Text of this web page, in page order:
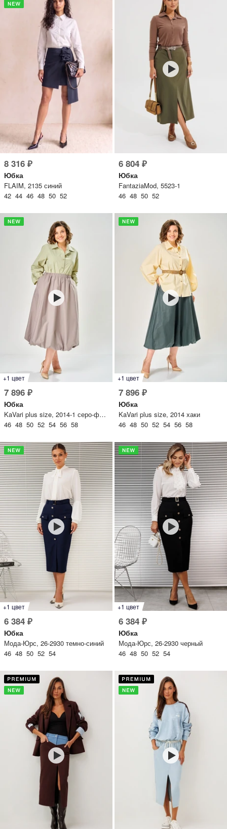
8 316 ₽
Юбка
FLAIM, 2135 синий
42 44 46 48 50 52
6 804 ₽
Юбка
FantaziaMod, 5523-1
46 48 50 52
+1 цвет
7 896 ₽
Юбка
KaVari plus size, 2014-1 серо-фиолетовый
46 48 50 52 54 56 58
+1 цвет
7 896 ₽
Юбка
KaVari plus size, 2014 хаки
46 48 50 52 54 56 58
+1 цвет
6 384 ₽
Юбка
Мода-Юрс, 26-2930 темно-синий
46 48 50 52 54
+1 цвет
6 384 ₽
Юбка
Мода-Юрс, 26-2930 черный
46 48 50 52 54